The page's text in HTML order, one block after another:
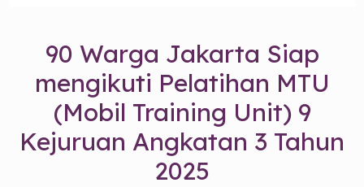
90 Warga Jakarta Siap
mengikuti Pelatihan MTU
(Mobil Training Unit) 9
Kejuruan Angkatan 3 Tahun
2025